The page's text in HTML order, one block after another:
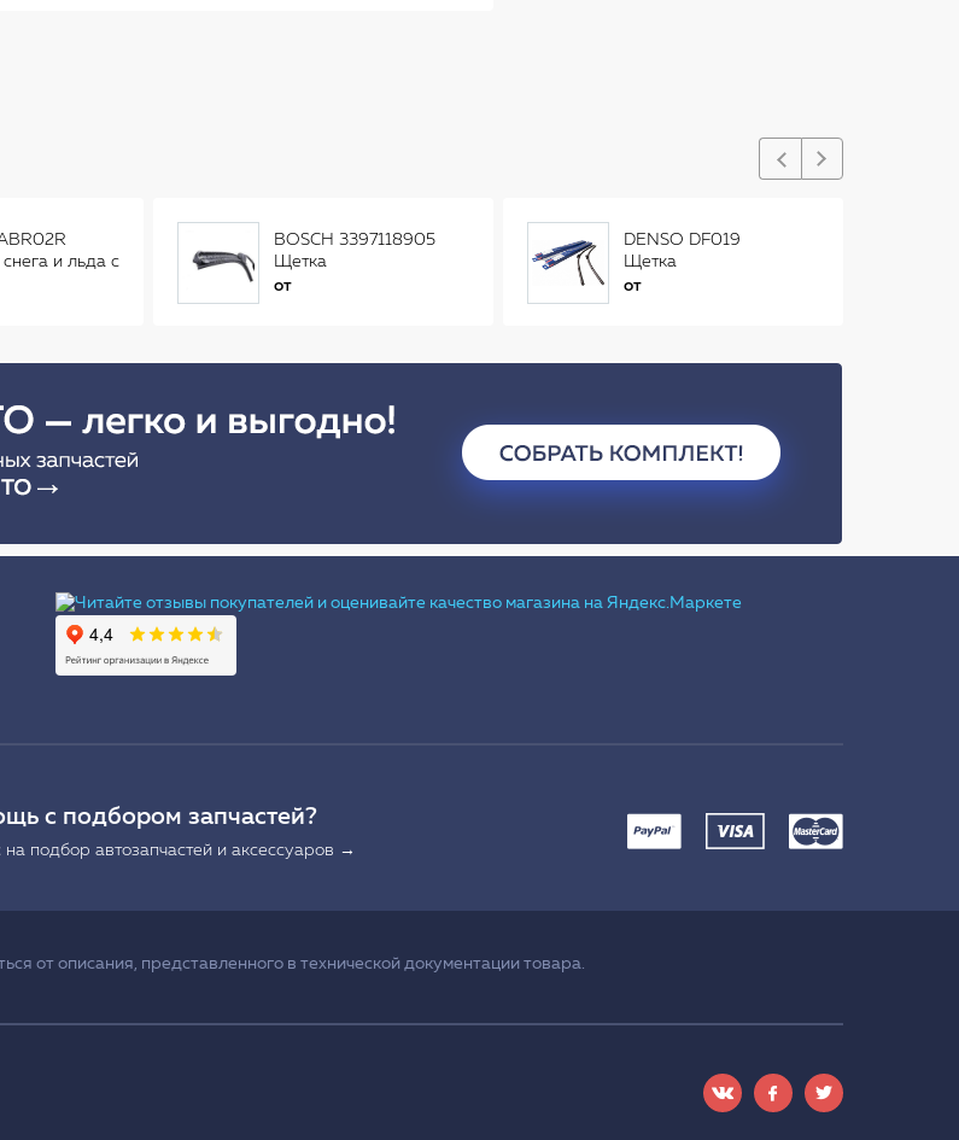
и льда с
щетиной
BOSCH 3397118905
Щетка
стеклоочистителя
от
DENSO DF019
Щетка
стеклоочистителя
от
с подбором запчастей?
подбор автозапчастей и аксессуаров →
от описания, представленного в технической документации товара.